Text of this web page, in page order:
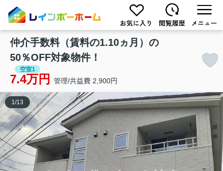
仲介手数料（賃料の1.10ヵ月）の
50％OFF対象物件！
空室1
7.4万円 管理/共益費 2,900円
1 /13